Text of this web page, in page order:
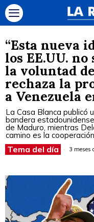
“Esta nueva
los EE.UU.
la voluntad
rechaza la
a Venezuela
La Casa Blanca publicó
bandera
de Maduro, mientras
camino es la cooperación
Tema del día 3 meses